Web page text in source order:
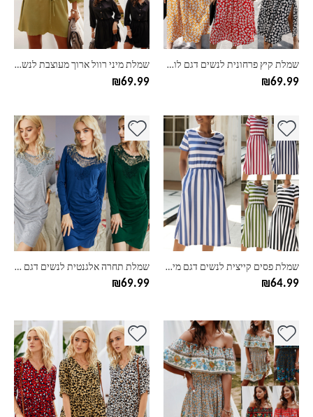
שמלת קיץ פרחונית לנשים דגם לוסיל
₪69.99
לבחור
את
האפשרויות
בעמוד
שמלת מיני רוול ארוך מעוצבת לנשים דגם מרדית
₪69.99
לבחור
האפשרויות
בעמוד
שמלת פסים קייצית לנשים דגם מירנדה
₪64.99
למוצר
זה
יש
מספר
סוגים.
ניתן
לבחור
את
האפשרויות
בעמוד
המוצר
שמלת תחרה אלגנטית לנשים דגם מרטין
₪69.99
למוצר
זה
יש
מספר
סוגים.
ניתן
לבחור
את
האפשרויות
בעמוד
המוצר
למוצר
יש
מספר
סוגים.
ניתן
למוצר
יש
מספר
סוגים.
ניתן